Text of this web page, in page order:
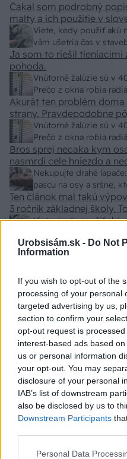
Urobsisám.sk - Do Not
Information
If you wish to opt-out of the
processing of your personal
targeted advertising by us,
section to confirm your
opt-out request is
interest-based ads based
us or personal information
your opt-out. You may
disclosure of your personal
IAB’s list of downstream
also be disclosed by us to
Downstream Participants
Please note that this
Personal Data
Viete, kedy použiť akú
vám ušetria čas v
Čakal som podrobný
malty a ich použitie v
som len pár primitívnych
stavebninách. Kde sa
"Urob si sám" ? To
"fachmanov"! Vypadá to
stavať chaty a chalupy
Vnútorné žalúzie sú v
Prečo z okna robia
Ja som to riešil tieniacimi
pohoda.
Vnútorné žalúzie sú v
Prečo z okna robia
Akurát ten problém doma
strany. Pravdepodobne
tienenia na spôsob
predajcovia idú okolo 100
Nekupujte drahé
pascu na osy a sršne,
Bros sprej necaka kym
nasmrdi cele hniezdo a
pasca naucinke moc
Viete, kedy použiť akú
Ten článok mal takú
3 ročník základnej školy. To fakt? AI alebo nejaka kniha
z VŠ? Dnešné rychlotvrdnuce malty - pevnosť 40 Mpa a
ZÁHRADA
5 trvaliek s
panašovanými listami,
ktoré dodajú vášmu
záhonu celosezónny
šmrnc